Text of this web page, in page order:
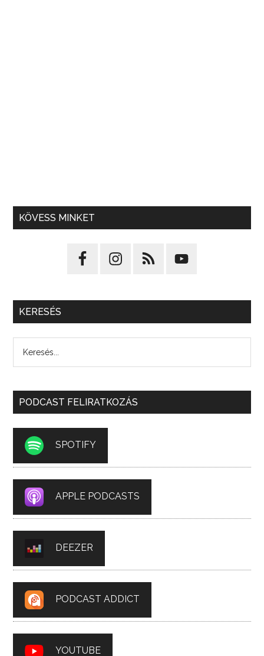
KÖVESS MINKET
KERESÉS
PODCAST FELIRATKOZÁS
SPOTIFY
APPLE PODCASTS
DEEZER
PODCAST ADDICT
YOUTUBE